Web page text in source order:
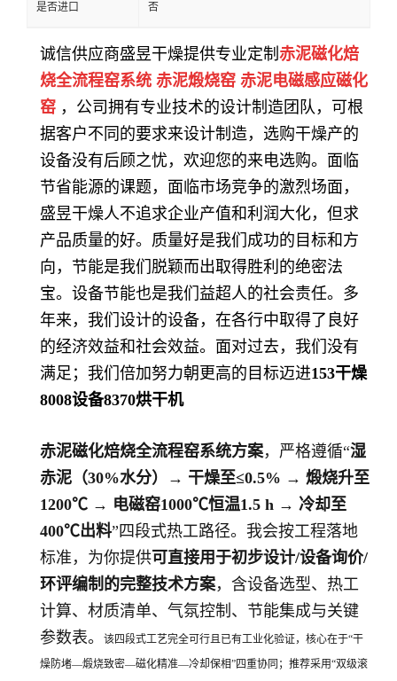
是否进口 否
诚信供应商盛昱干燥提供专业定制 赤泥磁化焙
烧全流程窑系统 赤泥煅烧窑 赤泥电磁感应磁化
窑 ，公司拥有专业技术的设计制造团队，可根
据客户不同的要求来设计制造，选购干燥产的
设备没有后顾之忧，欢迎您的来电选购。面临
节省能源的课题，面临市场竞争的激烈场面，
盛昱干燥人不追求企业产值和利润大化，但求
产品质量的好。质量好是我们成功的目标和方
向，节能是我们脱颖而出取得胜利的绝密法
宝。设备节能也是我们益超人的社会责任。多
年来，我们设计的设备，在各行中取得了良好
的经济效益和社会效益。面对过去，我们没有
满足；我们倍加努力朝更高的目标迈进153干燥
8008设备8370烘干机
赤泥磁化焙烧全流程窑系统方案，严格遵循“湿
赤泥（30%水分）→ 干燥至≤0.5% → 煅烧升至
1200℃ → 电磁窑1000℃恒温1.5 h → 冷却至
400℃出料”四段式热工路径。我会按工程落地
标准，为你提供可直接用于初步设计/设备询价/
环评编制的完整技术方案，含设备选型、热工
计算、材质清单、气氛控制、节能集成与关键
参数表。
该四段式工艺完全可行且已有工业化验证，核心在于“干
燥防堵—煅烧致密—磁化精准—冷却保相”四重协同；推荐采用“双级滚